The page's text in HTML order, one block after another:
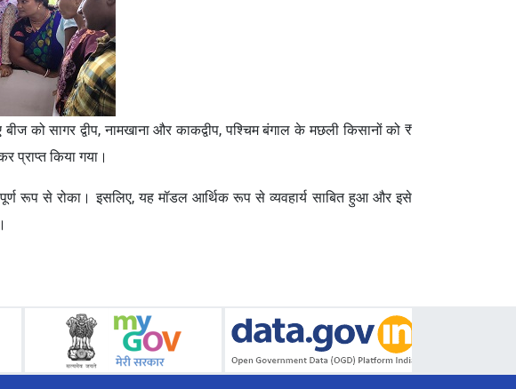
को सागर द्वीप, नामखाना और काकद्वीप, पश्चिम बंगाल के मछली किसानों को ₹
किया गया।
रूप से रोका। इसलिए, यह मॉडल आर्थिक रूप से व्यवहार्य साबित हुआ और इसे